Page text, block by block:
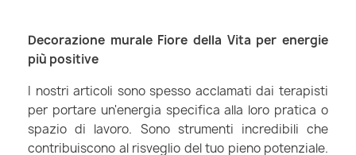
Decorazione murale Fiore della Vita per energie
più positive
I nostri articoli sono spesso acclamati dai terapisti
per portare un'energia specifica alla loro pratica o
spazio di lavoro. Sono strumenti incredibili che
contribuiscono al risveglio del tuo pieno potenziale.